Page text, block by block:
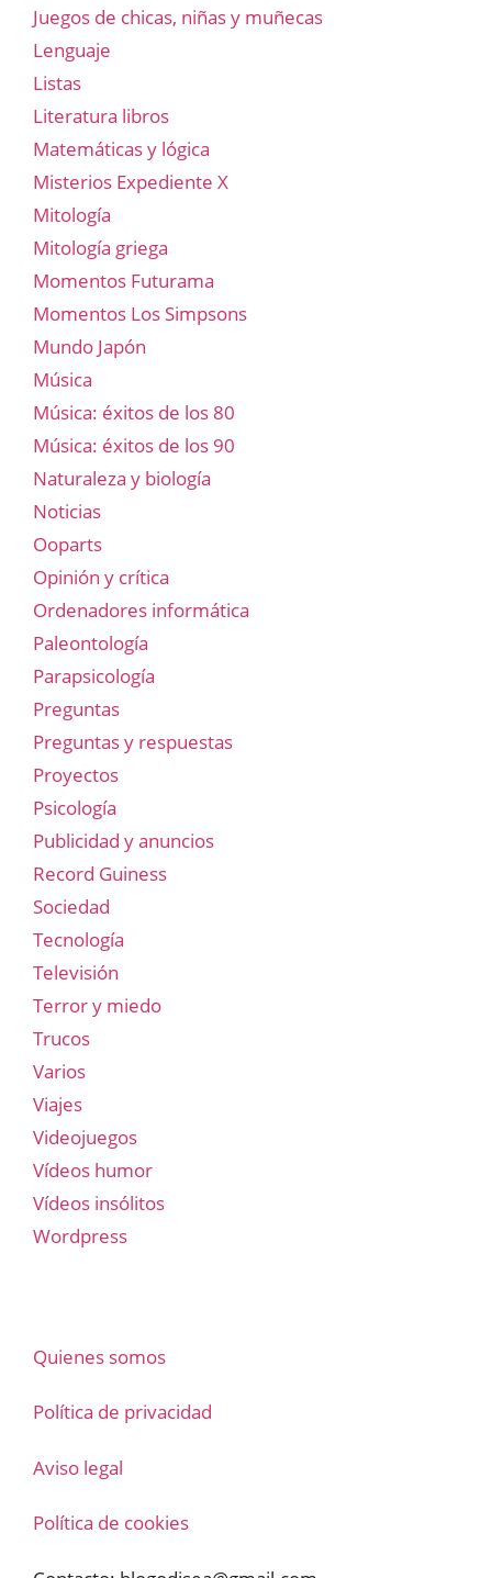
Juegos de chicas, niñas y muñecas
Lenguaje
Listas
Literatura libros
Matemáticas y lógica
Misterios Expediente X
Mitología
Mitología griega
Momentos Futurama
Momentos Los Simpsons
Mundo Japón
Música
Música: éxitos de los 80
Música: éxitos de los 90
Naturaleza y biología
Noticias
Ooparts
Opinión y crítica
Ordenadores informática
Paleontología
Parapsicología
Preguntas
Preguntas y respuestas
Proyectos
Psicología
Publicidad y anuncios
Record Guiness
Sociedad
Tecnología
Televisión
Terror y miedo
Trucos
Varios
Viajes
Videojuegos
Vídeos humor
Vídeos insólitos
Wordpress
Quienes somos
Política de privacidad
Aviso legal
Política de cookies